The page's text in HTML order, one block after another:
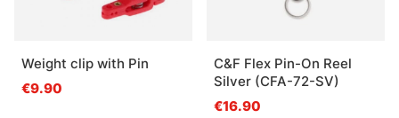
Weight clip with Pin
€9.90
C&F Flex Pin-On Reel
Silver (CFA-72-SV)
€16.90